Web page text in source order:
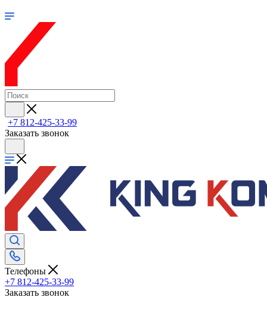
+7 812-425-33-99
Заказать звонок
Телефоны
+7 812-425-33-99
Заказать звонок